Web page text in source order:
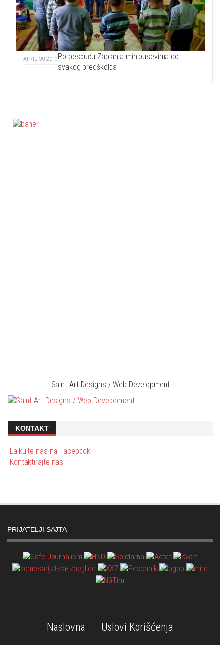
APRIL 30 2019Po bespuću Zaplanja minibusevima do
svakog predškolca
Saint Art Designs / Web Development
KONTAKT
Lajkujte nas na Facebook
Kontaktirajte nas
PRIJATELJI SAJTA
Naslovna
Uslovi Korišćenja